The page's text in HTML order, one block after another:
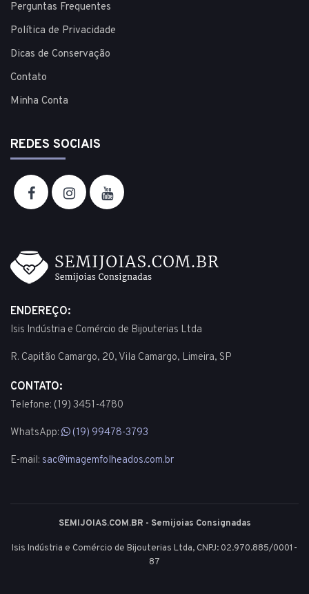
Perguntas Frequentes
Política de Privacidade
Dicas de Conservação
Contato
Minha Conta
REDES SOCIAIS
ENDEREÇO:
Isis Indústria e Comércio de Bijouterias Ltda
R. Capitão Camargo, 20, Vila Camargo, Limeira, SP
CONTATO:
Telefone: (19) 3451-4780
WhatsApp: (19) 99478-3793
E-mail: sac@imagemfolheados.com.br
SEMIJOIAS.COM.BR - Semijoias Consignadas
Isis Indústria e Comércio de Bijouterias Ltda, CNPJ: 02.970.885/0001-
87